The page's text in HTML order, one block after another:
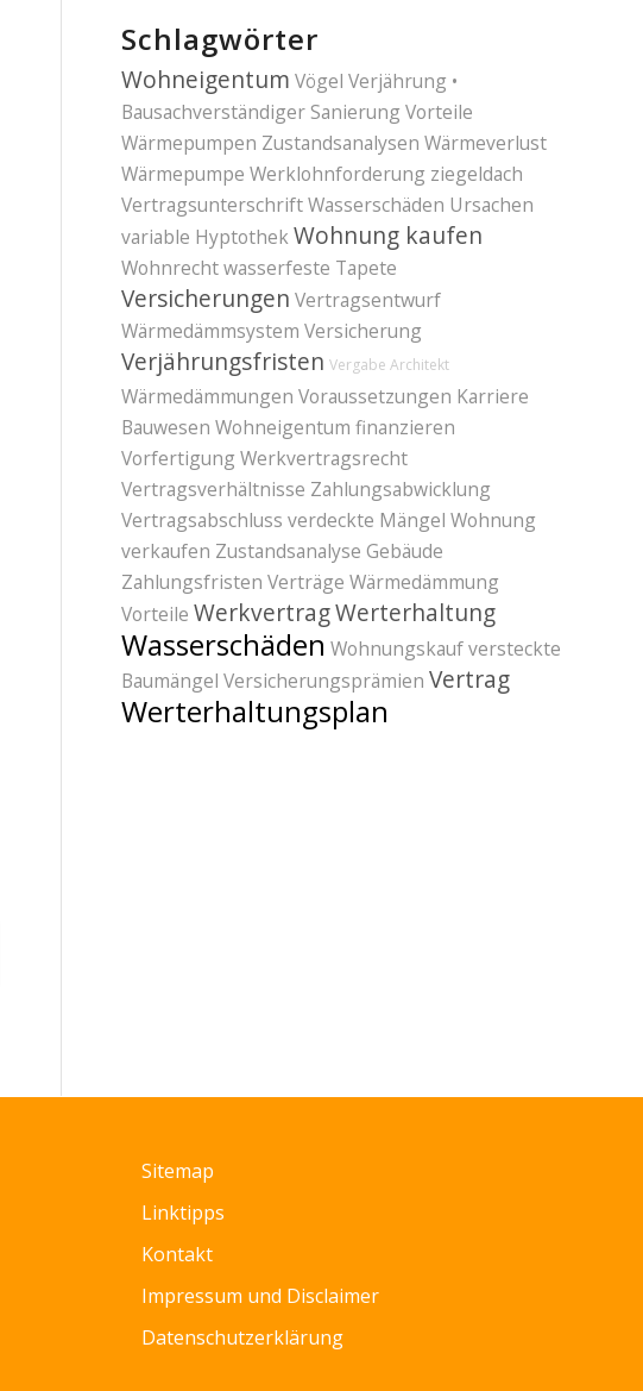
Schlagwörter
Wohneigentum Vögel Verjährung •
Bausachverständiger Sanierung Vorteile
Wärmepumpen Zustandsanalysen Wärmeverlust
Wärmepumpe Werklohnforderung ziegeldach
Vertragsunterschrift Wasserschäden Ursachen
variable Hyptothek Wohnung kaufen
Wohnrecht wasserfeste Tapete
Versicherungen Vertragsentwurf
Wärmedämmsystem Versicherung
Verjährungsfristen Vergabe Architekt
Wärmedämmungen Voraussetzungen Karriere
Bauwesen Wohneigentum finanzieren
Vorfertigung Werkvertragsrecht
Vertragsverhältnisse Zahlungsabwicklung
Vertragsabschluss verdeckte Mängel Wohnung
verkaufen Zustandsanalyse Gebäude
Zahlungsfristen Verträge Wärmedämmung
Vorteile WerkvertragWerterhaltung
Wasserschäden Wohnungskauf versteckte
Baumängel Versicherungsprämien Vertrag
Werterhaltungsplan
Sitemap
Linktipps
Kontakt
Impressum und Disclaimer
Datenschutzerklärung